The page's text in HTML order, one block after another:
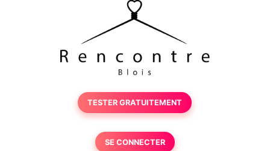
TESTER GRATUITEMENT
SE CONNECTER